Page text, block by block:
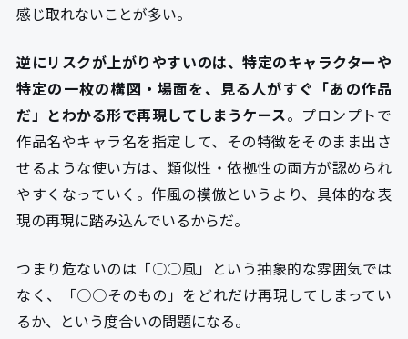
感じ取れないことが多い。
逆にリスクが上がりやすいのは、特定のキャラクターや
特定の一枚の構図・場面を、見る人がすぐ「あの作品
だ」とわかる形で再現してしまうケース。プロンプトで
作品名やキャラ名を指定して、その特徴をそのまま出さ
せるような使い方は、類似性・依拠性の両方が認められ
やすくなっていく。作風の模倣というより、具体的な表
現の再現に踏み込んでいるからだ。
つまり危ないのは「○○風」という抽象的な雰囲気では
なく、「○○そのもの」をどれだけ再現してしまってい
るか、という度合いの問題になる。